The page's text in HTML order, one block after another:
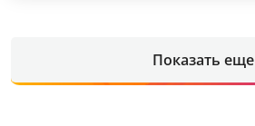
Показать еще